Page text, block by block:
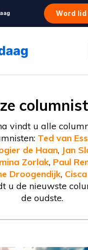
Word lid
vindt u alle
Ted van
de Haan, Jan
Zorlak, Paul
Droogendijk,
u de nieuwste
de oudste.